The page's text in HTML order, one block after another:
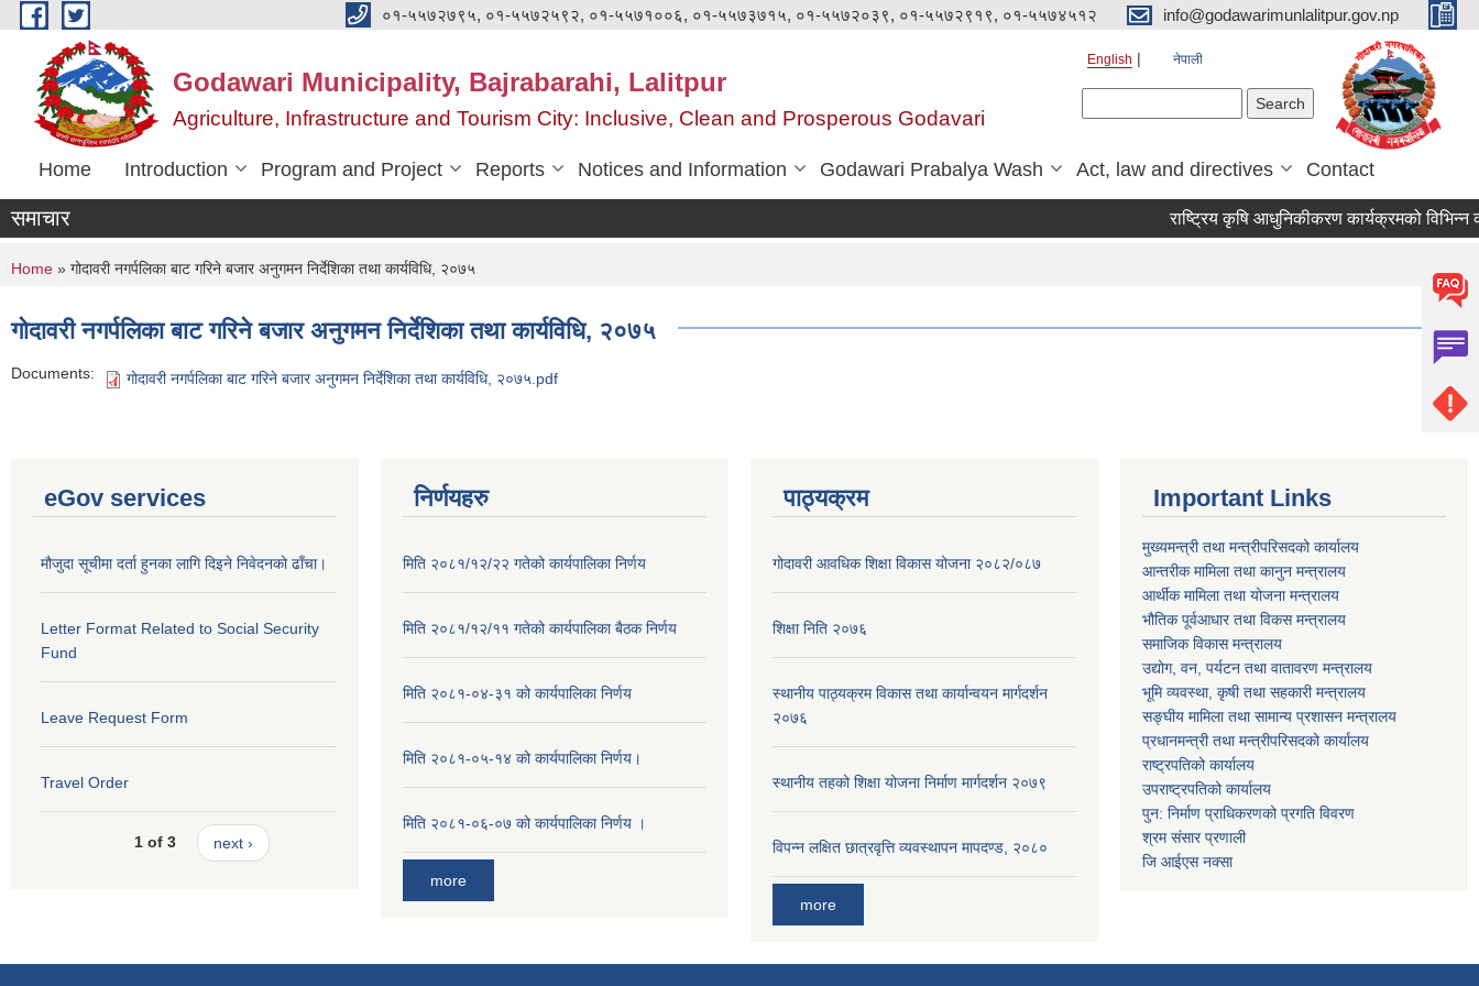
Skip to main content ०१-५५७२७९५, ०१-५५७२५९२, ०१-५५७१००६, ०१-५५७३७१५, ०१-५५७२०३९, ०१-५५७२९१९, ०१-५५७४५१२ info@godawarimunlalitpur.gov.np
Godawari Municipality, Bajrabarahi, Lalitpur
Agriculture, Infrastructure and Tourism City: Inclusive, Clean and Prosperous Godavari
English नेपाली
Home Introduction Program and Project Reports Notices and Information Godawari Prabalya Wash Act, law and directives Contact
समाचार
You are here
Home » गोदावरी नगर्पलिका बाट गरिने बजार अनुगमन निर्देशिका तथा कार्यविधि, २०७५
गोदावरी नगर्पलिका बाट गरिने बजार अनुगमन निर्देशिका तथा कार्यविधि, २०७५
Documents: गोदावरी नगर्पलिका बाट गरिने बजार अनुगमन निर्देशिका तथा कार्यविधि, २०७५.pdf
eGov services
मौजुदा सूचीमा दर्ता हुनका लागि दिइने निवेदनको ढाँचा।
Letter Format Related to Social Security
Fund
Leave Request Form
Travel Order
1 of 3 next ›
निर्णयहरु
मिति २०८१/१२/२२ गतेको कार्यपालिका निर्णय
मिति २०८१/१२/११ गतेको कार्यपालिका बैठक निर्णय
मिति २०८१-०४-३१ को कार्यपालिका निर्णय
मिति २०८१-०५-१४ को कार्यपालिका निर्णय।
मिति २०८१-०६-०७ को कार्यपालिका निर्णय ।
more
पाठ्यक्रम
गोदावरी आवधिक शिक्षा विकास योजना २०८२/०८७
शिक्षा निति २०७६
स्थानीय पाठ्यक्रम विकास तथा कार्यान्वयन मार्गदर्शन
२०७६
स्थानीय तहको शिक्षा योजना निर्माण मार्गदर्शन २०७९
विपन्न लक्षित छात्रवृत्ति व्यवस्थापन मापदण्ड, २०८०
more
Important Links
मुख्यमन्त्री तथा मन्त्रीपरिसदको कार्यालय
आन्तरीक मामिला तथा कानुन मन्त्रालय
आर्थीक मामिला तथा योजना मन्त्रालय
भौतिक पूर्वआधार तथा विकस मन्त्रालय
समाजिक विकास मन्त्रालय
उद्योग, वन, पर्यटन तथा वातावरण मन्त्रालय
भूमि व्यवस्था, कृषी तथा सहकारी मन्त्रालय
सङ्घीय मामिला तथा सामान्य प्रशासन मन्त्रालय
प्रधानमन्त्री तथा मन्त्रीपरिसदको कार्यालय
राष्ट्रपतिको कार्यालय
उपराष्ट्रपतिको कार्यालय
पुन: निर्माण प्राधिकरणको प्रगति विवरण
श्रम संसार प्रणाली
जि आईएस नक्सा